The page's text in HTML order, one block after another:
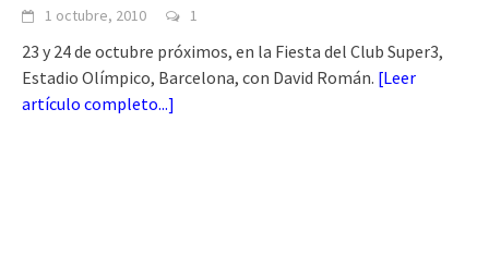
1 octubre, 2010 1
23 y 24 de octubre próximos, en la Fiesta del Club Super3,
Estadio Olímpico, Barcelona, con David Román. [Leer
artículo completo...]